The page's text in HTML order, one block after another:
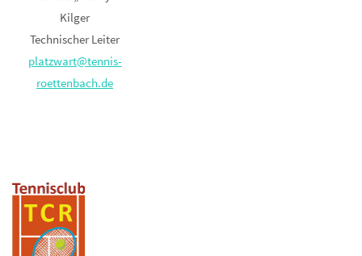
Kilger
Technischer Leiter
platzwart@tennis-
roettenbach.de